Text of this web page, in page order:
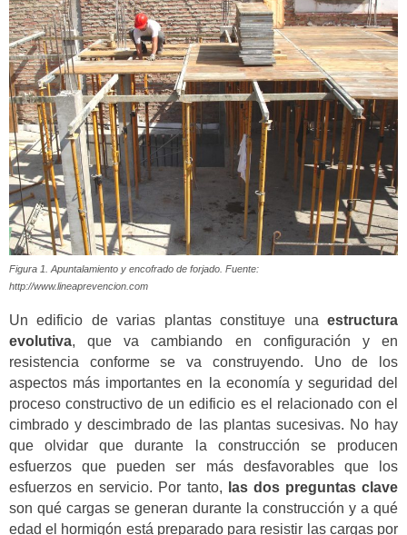
Figura 1. Apuntalamiento y encofrado de forjado. Fuente:
http://www.lineaprevencion.com
Un edificio de varias plantas constituye una estructura
evolutiva, que va cambiando en configuración y en
resistencia conforme se va construyendo. Uno de los
aspectos más importantes en la economía y seguridad del
proceso constructivo de un edificio es el relacionado con el
cimbrado y descimbrado de las plantas sucesivas. No hay
que olvidar que durante la construcción se producen
esfuerzos que pueden ser más desfavorables que los
esfuerzos en servicio. Por tanto,
las dos preguntas clave
son qué cargas se generan durante la construcción y a qué
edad el hormigón está preparado para resistir las cargas por